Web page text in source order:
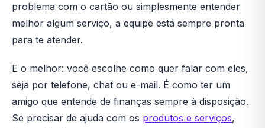
problema com o cartão ou simplesmente entender
melhor algum serviço, a equipe está sempre pronta
para te atender.
E o melhor: você escolhe como quer falar com eles,
seja por telefone, chat ou e-mail. É como ter um
amigo que entende de finanças sempre à disposição.
Se precisar de ajuda com os produtos e serviços,